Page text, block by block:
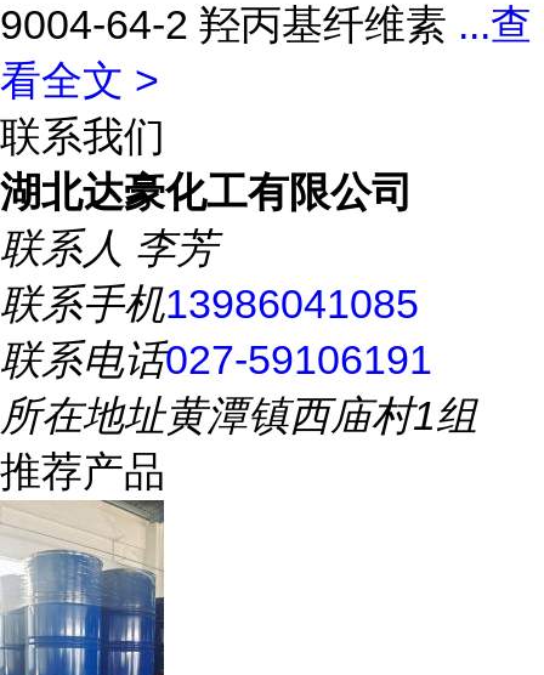
9004-64-2 羟丙基纤维素 ...查
看全文 >
联系我们
湖北达豪化工有限公司
联系人 李芳
联系手机13986041085
联系电话027-59106191
所在地址黄潭镇西庙村1组
推荐产品